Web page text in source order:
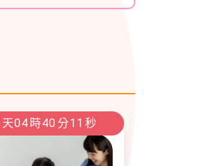
天04 時40 分08 秒